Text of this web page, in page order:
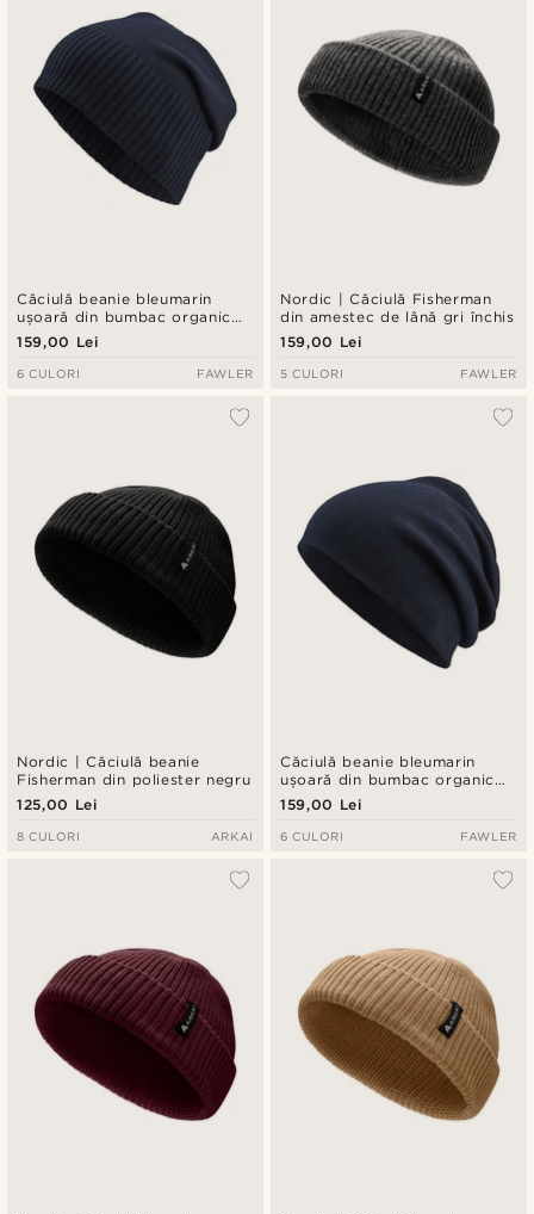
Căciulă beanie bleumarin
ușoară din bumbac organic
Konrad Kite
159,00 Lei
6 CULORI FAWLER
Nordic | Căciulă Fisherman
din amestec de lână gri închis
159,00 Lei
5 CULORI FAWLER
Nordic | Căciulă beanie
Fisherman din poliester negru
125,00 Lei
8 CULORI ARKAI
Căciulă beanie bleumarin
ușoară din bumbac organic
Kyler Kite
159,00 Lei
6 CULORI FAWLER